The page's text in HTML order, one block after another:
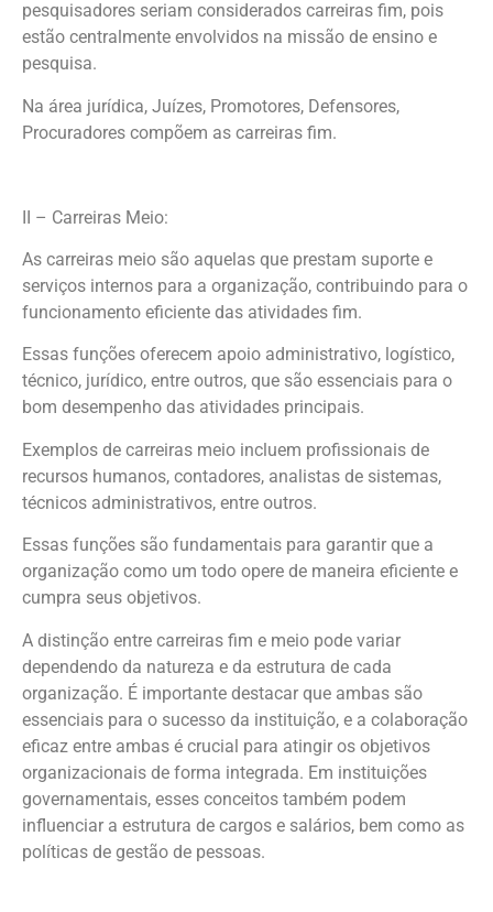
pesquisadores seriam considerados carreiras fim, pois
estão centralmente envolvidos na missão de ensino e
pesquisa.
Na área jurídica, Juízes, Promotores, Defensores,
Procuradores compõem as carreiras fim.
II – Carreiras Meio:
As carreiras meio são aquelas que prestam suporte e
serviços internos para a organização, contribuindo para o
funcionamento eficiente das atividades fim.
Essas funções oferecem apoio administrativo, logístico,
técnico, jurídico, entre outros, que são essenciais para o
bom desempenho das atividades principais.
Exemplos de carreiras meio incluem profissionais de
recursos humanos, contadores, analistas de sistemas,
técnicos administrativos, entre outros.
Essas funções são fundamentais para garantir que a
organização como um todo opere de maneira eficiente e
cumpra seus objetivos.
A distinção entre carreiras fim e meio pode variar
dependendo da natureza e da estrutura de cada
organização. É importante destacar que ambas são
essenciais para o sucesso da instituição, e a colaboração
eficaz entre ambas é crucial para atingir os objetivos
organizacionais de forma integrada. Em instituições
governamentais, esses conceitos também podem
influenciar a estrutura de cargos e salários, bem como as
políticas de gestão de pessoas.